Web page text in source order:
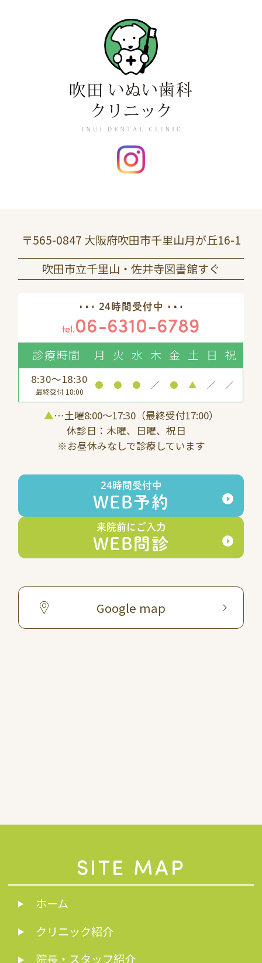
〒565-0847 大阪府吹田市千里山月が丘16-1
吹田市立千里山・佐井寺図書館すぐ
24時間受付中
tel.06-6310-6789
診療時間 月 火 水 木 金 土 日 祝
8:30～18:30
最終受付 18:00
● ● ● ／ ● ▲ ／ ／
▲…土曜8:00〜17:30（最終受付17:00）
休診日：木曜、日曜、祝日
※お昼休みなしで診療しています
24時間受付中
WEB予約
来院前にご入力
WEB問診
Google map
SITE MAP
ホーム
クリニック紹介
院長・スタッフ紹介